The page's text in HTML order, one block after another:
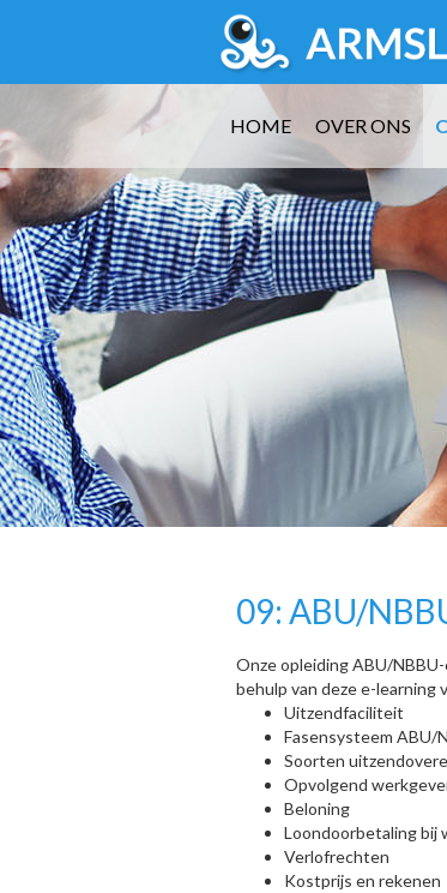
HOME OVER ONS
09: ABU/
Onze opleiding ABU/
behulp van deze e-
Uitzendfaciliteit
Fasensysteem ABU/
Soorten
Opvolgend
Beloning
Loondoorbetaling bij
Verlofrechten
Kostprijs en rekenen